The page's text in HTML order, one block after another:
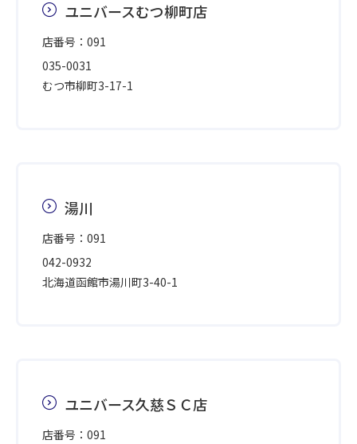
ユニバースむつ柳町店
店番号：091
035-0031
むつ市柳町3-17-1
湯川
店番号：091
042-0932
北海道函館市湯川町3-40-1
ユニバース久慈ＳＣ店
店番号：091